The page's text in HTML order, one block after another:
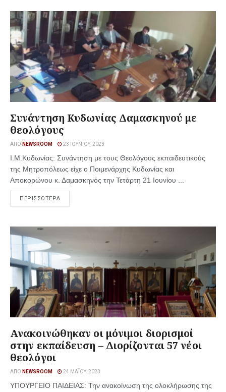
Συνάντηση Κυδωνίας Δαμασκηνού με
θεολόγους
ΑΠΌ NEWSROOM 23 ΙΟΥΝΊΟΥ, 2023
Ι.Μ.Κυδωνίας: Συνάντηση με τους Θεολόγους εκπαιδευτικούς
της Μητροπόλεως είχε ο Ποιμενάρχης Κυδωνίας και
Αποκορώνου κ. Δαμασκηνός την Τετάρτη 21 Ιουνίου ...
ΠΕΡΙΣΣΟΤΕΡΑ
Ανακοινώθηκαν οι μόνιμοι διορισμοί
στην εκπαίδευση – Διορίζονται 57 νέοι
θεολόγοι
ΑΠΌ NEWSROOM 24 ΜΑΪ́ΟΥ, 2023
ΥΠΟΥΡΓΕΙΟ ΠΑΙΔΕΙΑΣ: Την ανακοίνωση της ολοκλήρωσης της